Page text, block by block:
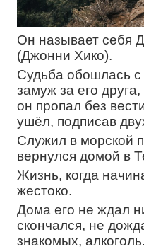
Он называет себя
(Джонни Хико).
Судьба обошлась
замуж за его
он пропал без
ушёл, подписав
Служил в морской
вернулся домой в
Жизнь, когда
жестоко.
Дома его не ждал
скончался, не
знакомых,